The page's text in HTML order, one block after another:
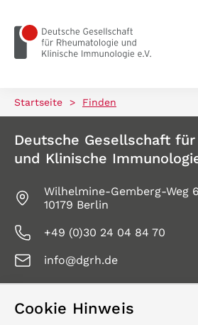
Startseite > Finden
Deutsche Gesellschaft
und Klinische
Wilhelmine-Gemberg-Weg 6
10179 Berlin
+49 (0)30 24 04 84 70
info@dgrh.de
Service
Cookie Hinweis